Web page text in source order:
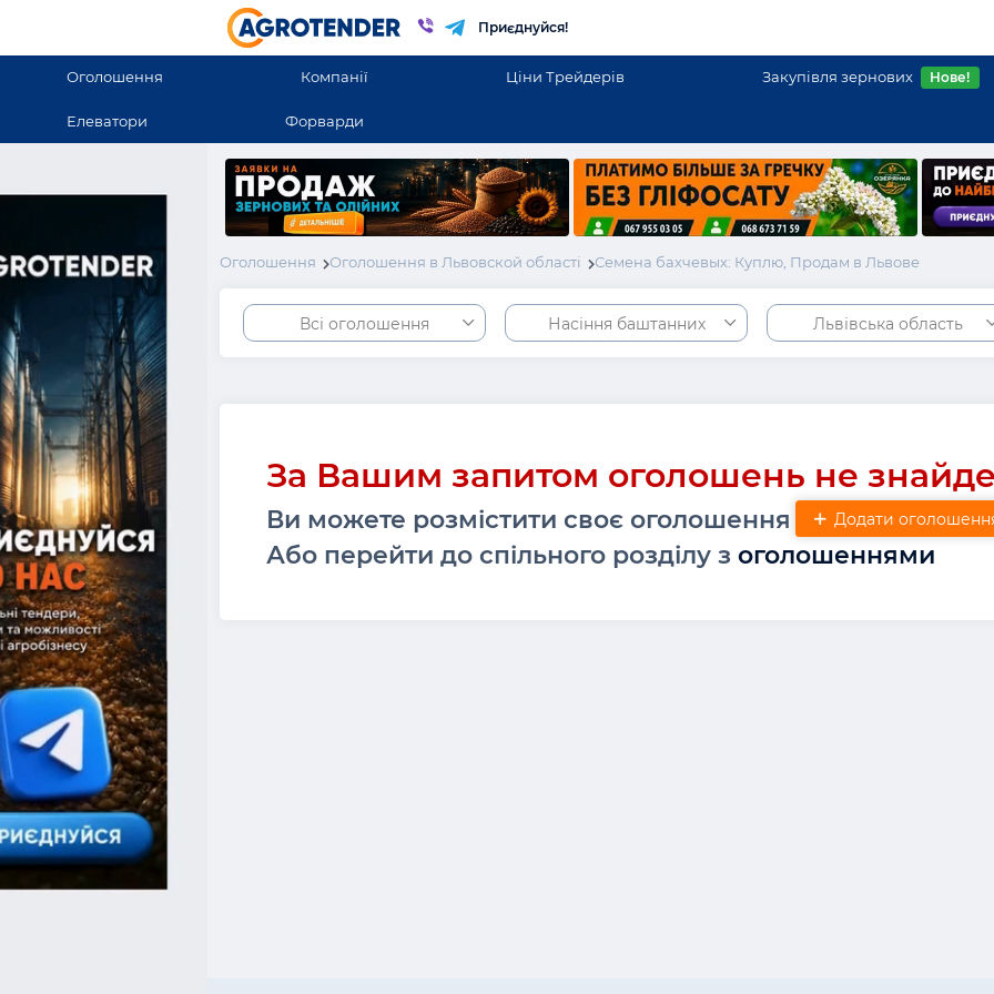
Приєднуйся!
Оголошення Компанії Ціни Трейдерів Закупівля зернових Нове!
Елеватори Форварди
Оголошення Оголошення в Львовской області Семена бахчевых: Куплю, Продам в Львове
Всі оголошення Насіння баштанних Львівська область
За Вашим запитом оголошень не
Ви можете розмістити своє оголошення Додати
Або перейти до спільного розділу з оголошеннями